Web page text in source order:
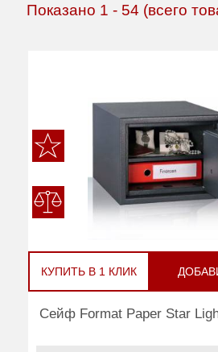
Показано 1 - 54 (всего
КУПИТЬ В 1 КЛИК
Сейф Format Paper Star